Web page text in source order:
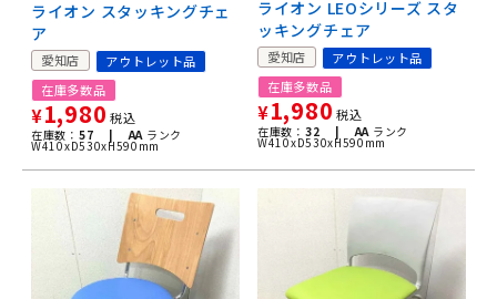
ライオン スタッキングチェ
ア
愛知店
アウトレット品
在庫多数品
¥1,980 税込
在庫数： 57 | AA ランク
W410xD530xH590mm
ライオン LEOシリーズ スタ
ッキングチェア
愛知店
アウトレット品
在庫多数品
¥1,980 税込
在庫数： 32 | AA ランク
W410xD530xH590mm